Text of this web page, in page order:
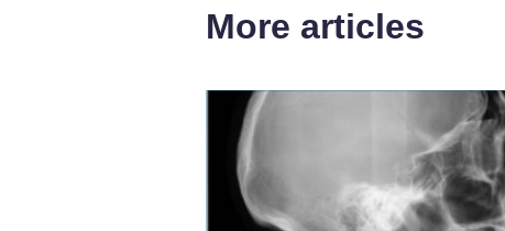
More articles